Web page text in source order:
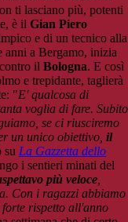
ti lasciano più, potenti
è il Gian Piero
e di un tecnico alla
anni a Bergamo, inizia
contro il Bologna. E così
e trepidante, taglierà
"E' qualcosa di
voglia di fare. Subito
se ci riusciremo
un unico obiettivo, il
su La Gazzetta dello
i sentieri minati del
più veloce,
Con i ragazzi abbiamo
rispetto all'anno